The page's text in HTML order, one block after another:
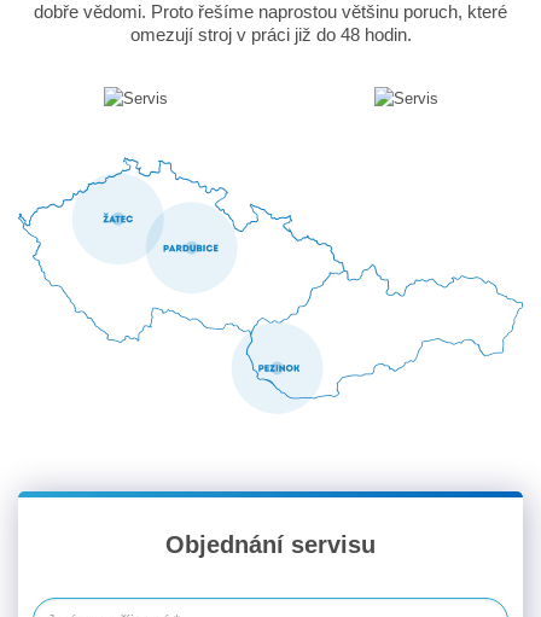
dobře vědomi. Proto řešíme naprostou většinu poruch, které
omezují stroj v práci již do 48 hodin.
Objednání servisu
Jméno a příjmení